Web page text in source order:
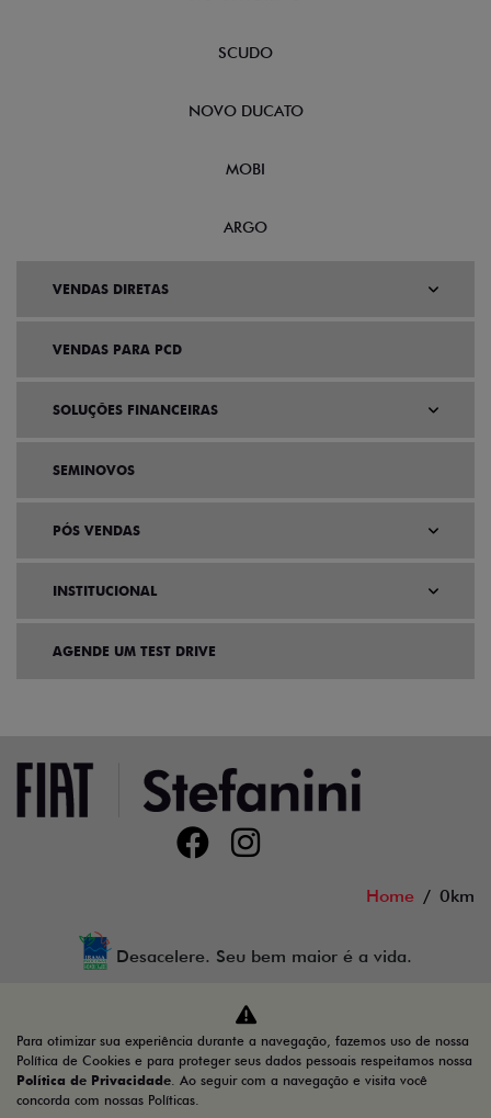
SCUDO
NOVO DUCATO
MOBI
ARGO
VENDAS DIRETAS
VENDAS PARA PCD
SOLUÇÕES FINANCEIRAS
SEMINOVOS
PÓS VENDAS
INSTITUCIONAL
AGENDE UM TEST DRIVE
Home 0km
Desacelere. Seu bem maior é a vida.
Auto GT LTDA
44.810.398/0003-69
Para otimizar sua experiência durante a navegação, fazemos uso de nossa
Política de Cookies e para proteger seus dados pessoais respeitamos nossa
Política de Privacidade. Ao seguir com a navegação e visita você
concorda com nossas Políticas.